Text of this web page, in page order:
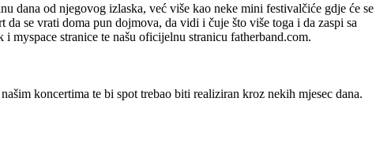
dana od njegovog izlaska, već više kao neke mini festivalčiće gdje će se
se vrati doma pun dojmova, da vidi i čuje što više toga i da zaspi sa
stranice te našu oficijelnu stranicu fatherband.com.
koncertima te bi spot trebao biti realiziran kroz nekih mjesec dana.